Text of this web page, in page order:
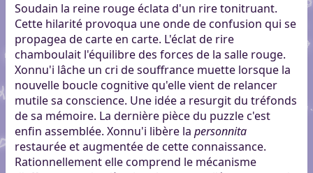
Soudain la reine rouge éclata d'un rire tonitruant.
Cette hilarité provoqua une onde de confusion qui se
propagea de carte en carte. L'éclat de rire
chamboulait l'équilibre des forces de la salle rouge.
Xonnu'i lâche un cri de souffrance muette lorsque la
nouvelle boucle cognitive qu'elle vient de relancer
mutile sa conscience. Une idée a resurgit du tréfonds
de sa mémoire. La dernière pièce du puzzle c'est
enfin assemblée. Xonnu'i libère la personnita
restaurée et augmentée de cette connaissance.
Rationnellement elle comprend le mécanisme